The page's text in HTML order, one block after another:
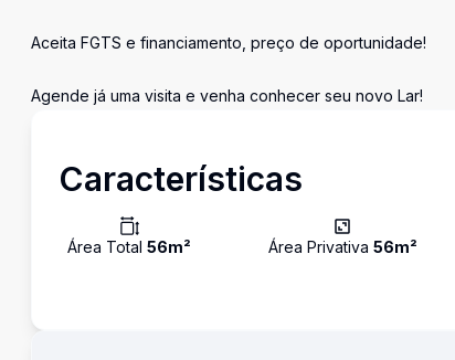
Aceita FGTS e financiamento, preço de oportunidade!
Agende já uma visita e venha conhecer seu novo Lar!
Características
Área Total 56m² Área Privativa 56m²